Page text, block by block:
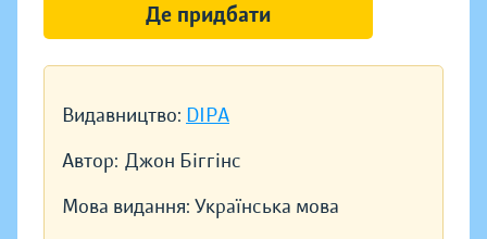
Видавництво: DIPA
Автор: Джон Біггінс
Мова видання: Українська мова
Де придбати